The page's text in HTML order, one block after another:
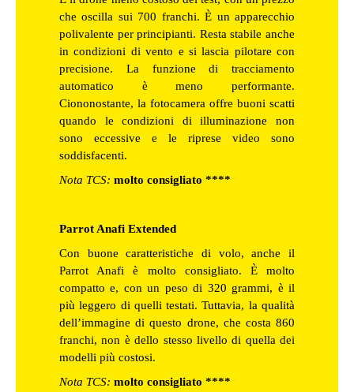
che oscilla sui 700 franchi. È un apparecchio
polivalente per principianti. Resta stabile anche
in condizioni di vento e si lascia pilotare con
precisione. La funzione di tracciamento
automatico è meno performante.
Ciononostante, la fotocamera offre buoni scatti
quando le condizioni di illuminazione non
sono eccessive e le riprese video sono
soddisfacenti.
Nota TCS: molto consigliato ****
Parrot Anafi Extended
Con buone caratteristiche di volo, anche il
Parrot Anafi è molto consigliato. È molto
compatto e, con un peso di 320 grammi, è il
più leggero di quelli testati. Tuttavia, la qualità
dell’immagine di questo drone, che costa 860
franchi, non è dello stesso livello di quella dei
modelli più costosi.
Nota TCS: molto consigliato ****